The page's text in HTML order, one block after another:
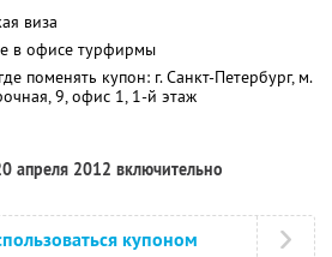
виза
в офисе турфирмы
поменять купон: г. Санкт-Петербург, м.
9, офис 1, 1-й этаж
апреля 2012 включительно
купоном